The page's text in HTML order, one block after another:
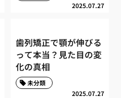
2025.07.27
歯列矯正で顎が伸びる
って本当？見た目の変
化の真相
2025.07.27
未分類